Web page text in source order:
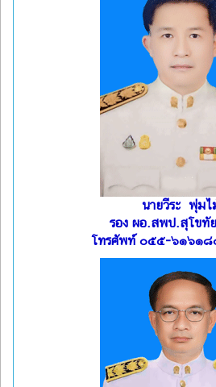
นายวีระ พุ่มไ
รอง ผอ.สพป.สุโขทั
โทรศัพท์ ๐๕๕-๖๑๖๑